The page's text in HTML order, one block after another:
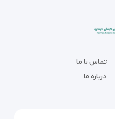
تماس با ما
درباره ما